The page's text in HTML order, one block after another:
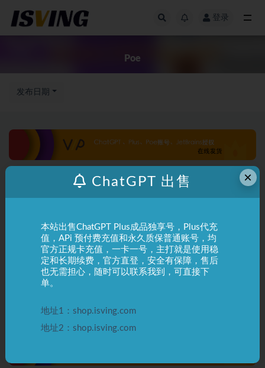
登录
Poe
发布日期
ChatGPT 使用指南
Poe 是什么？如何使用？
ChatGPT 使用指南
如何查看 Poe 开通订阅服务？
×
ChatGPT 出售
本站出售ChatGPT Plus成品独享号，Plus代充
值，APi 预付费充值和永久质保普通账号，均
官方正规卡充值，一卡一号，主打就是使用稳
定和长期续费，官方直登，安全有保障，售后
也无需担心，随时可以联系我到，可直接下
单。
地址1：shop.isving.com
地址2：shop.isving.com